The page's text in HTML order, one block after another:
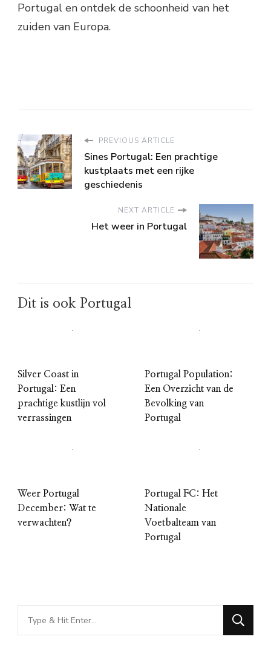
Portugal en ontdek de schoonheid van het
zuiden van Europa.
PREVIOUS ARTICLE
Sines Portugal: Een prachtige
kustplaats met een rijke
geschiedenis
NEXT ARTICLE
Het weer in Portugal
Dit is ook Portugal
Silver Coast in
Portugal: Een
prachtige kustlijn vol
verrassingen
Portugal Population:
Een Overzicht van de
Bevolking van
Portugal
Weer Portugal
December: Wat te
verwachten?
Portugal FC: Het
Nationale
Voetbalteam van
Portugal
Looking
for